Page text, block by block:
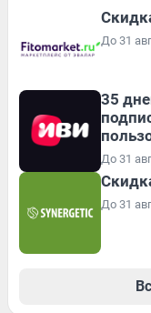
До 31
35
До 31
До 31